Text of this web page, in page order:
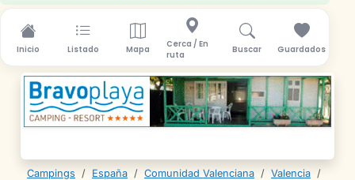
Inicio Listado Mapa
Cerca / En
ruta
Buscar Guardados
Campings / España / Comunidad Valenciana / Valencia /